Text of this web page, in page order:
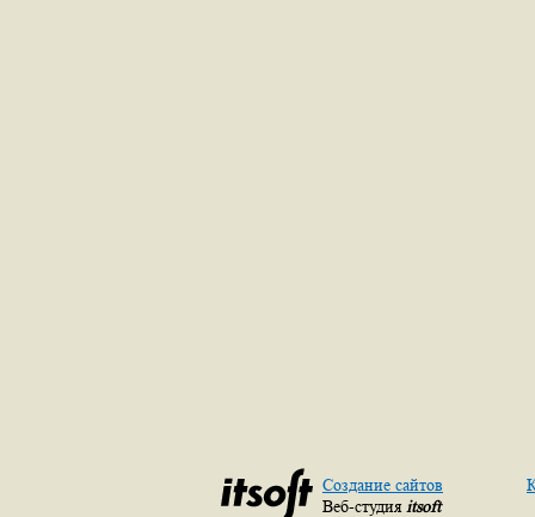
Создание сайтов
Веб-студия itsoft